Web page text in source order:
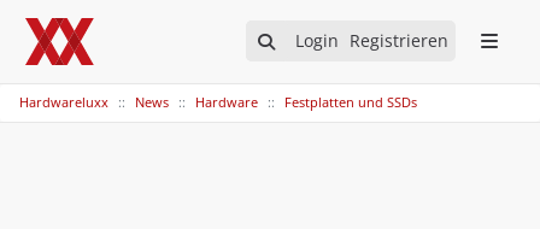
Login Registrieren
Hardwareluxx News Hardware Festplatten und SSDs